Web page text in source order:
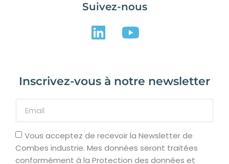
Suivez-nous
Inscrivez-vous à notre newsletter
Vous acceptez de recevoir la Newsletter de
Combes industrie. Mes données seront traitées
conformément à la Protection des données et